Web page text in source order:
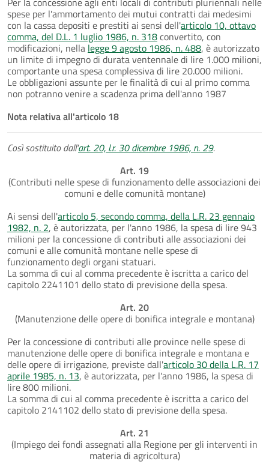
spese per l'ammortamento dei mutui contratti dai medesimi
con la cassa depositi e prestiti ai sensi dell'articolo 10, ottavo
comma, del D.L. 1 luglio 1986, n. 318convertito, con
modificazioni, nella legge 9 agosto 1986, n. 488, è autorizzato
un limite di impegno di durata ventennale di lire 1.000 milioni,
comportante una spesa complessiva di lire 20.000 milioni.
Le obbligazioni assunte per le finalità di cui al primo comma
non potranno venire a scadenza prima dell'anno 1987
Nota relativa all'articolo 18
Così sostituito dall'art. 20, l.r. 30 dicembre 1986, n. 29.
Art. 19
(Contributi nelle spese di funzionamento delle associazioni dei
comuni e delle comunità montane)
Ai sensi dell'articolo 5, secondo comma, della L.R. 23 gennaio
1982, n. 2, è autorizzata, per l'anno 1986, la spesa di lire 943
milioni per la concessione di contributi alle associazioni dei
comuni e alle comunità montane nelle spese di
funzionamento degli organi statuari.
La somma di cui al comma precedente è iscritta a carico del
capitolo 2241101 dello stato di previsione della spesa.
Art. 20
(Manutenzione delle opere di bonifica integrale e montana)
Per la concessione di contributi alle province nelle spese di
manutenzione delle opere di bonifica integrale e montana e
delle opere di irrigazione, previste dall'articolo 30 della L.R. 17
aprile 1985, n. 13, è autorizzata, per l'anno 1986, la spesa di
lire 800 milioni.
La somma di cui al comma precedente è iscritta a carico del
capitolo 2141102 dello stato di previsione della spesa.
Art. 21
(Impiego dei fondi assegnati alla Regione per gli interventi in
materia di agricoltura)